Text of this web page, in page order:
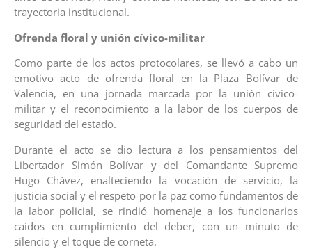
trayectoria institucional.
Ofrenda floral y unión cívico-militar
Como parte de los actos protocolares, se llevó a cabo un
emotivo acto de ofrenda floral en la Plaza Bolívar de
Valencia, en una jornada marcada por la unión cívico-
militar y el reconocimiento a la labor de los cuerpos de
seguridad del estado.
Durante el acto se dio lectura a los pensamientos del
Libertador Simón Bolívar y del Comandante Supremo
Hugo Chávez, enalteciendo la vocación de servicio, la
justicia social y el respeto por la paz como fundamentos de
la labor policial, se rindió homenaje a los funcionarios
caídos en cumplimiento del deber, con un minuto de
silencio y el toque de corneta.